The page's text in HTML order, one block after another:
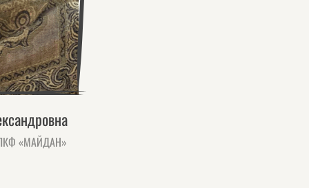
«МАЙДАН»